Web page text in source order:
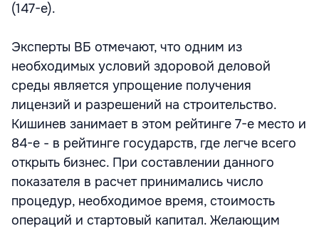
(147-е).
Эксперты ВБ отмечают, что одним из
необходимых условий здоровой деловой
среды является упрощение получения
лицензий и разрешений на строительство.
Кишинев занимает в этом рейтинге 7-е место и
84-е - в рейтинге государств, где легче всего
открыть бизнес. При составлении данного
показателя в расчет принимались число
процедур, необходимое время, стоимость
операций и стартовый капитал. Желающим